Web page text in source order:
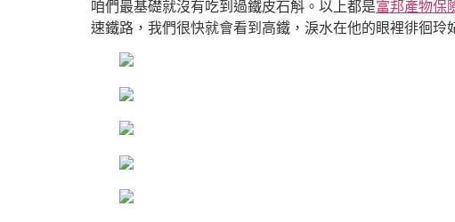
咱們最基礎就沒有吃到過鐵皮石斛。以上都是富邦產物保
速鐵路，我們很快就會看到高鐵，淚水在他的眼裡徘徊